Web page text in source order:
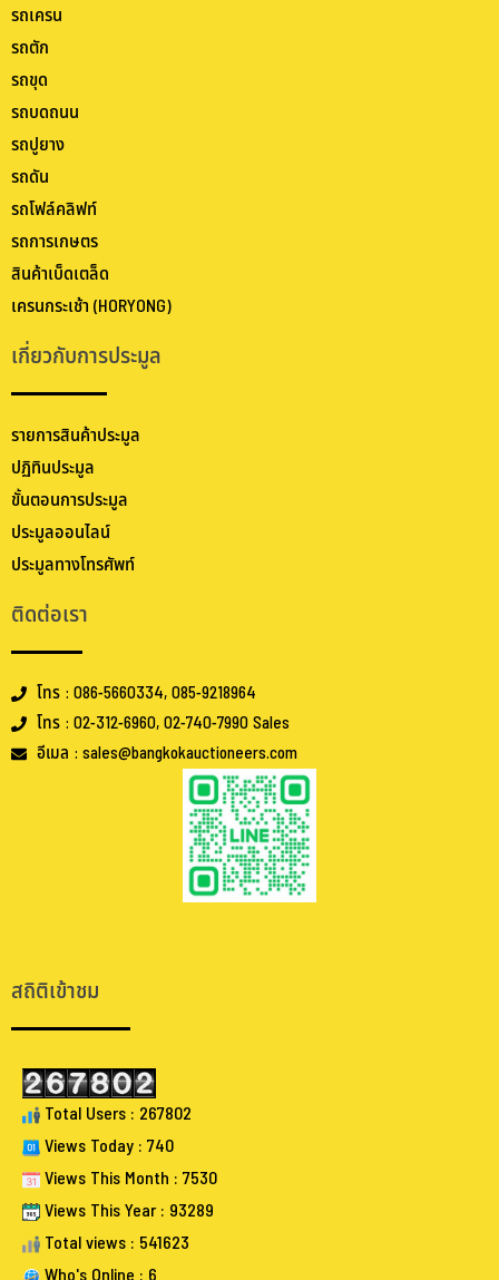
รถเครน
รถตัก
รถขุด
รถบดถนน
รถปูยาง
รถดัน
รถโฟล์คลิฟท์
รถการเกษตร
สินค้าเบ็ดเตล็ด
เครนกระเช้า (HORYONG)
เกี่ยวกับการประมูล
รายการสินค้าประมูล
ปฏิทินประมูล
ขั้นตอนการประมูล
ประมูลออนไลน์
ประมูลทางโทรศัพท์
ติดต่อเรา
โทร : 086-5660334, 085-9218964
โทร : 02-312-6960, 02-740-7990 Sales
อีเมล : sales@bangkokauctioneers.com
สถิติเข้าชม
Total Users : 267802
Views Today : 740
Views This Month : 7530
Views This Year : 93289
Total views : 541623